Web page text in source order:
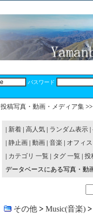
パスワード
投稿写真・動画・メディア集>>
| 新着| 高人気| ランダム表示|
| 静止画| 動画| 音楽 | オフィス
| カテゴリ 一覧 | タグ 一覧 | 投
データベースにある写真・動
その他 > Music(音楽)